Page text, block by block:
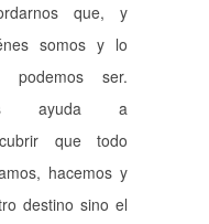
que, y
somos y lo
podemos ser.
ayuda a
que todo
hacemos y
destino sino el